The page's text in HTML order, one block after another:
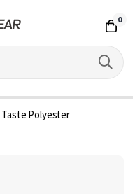
0
Polyester